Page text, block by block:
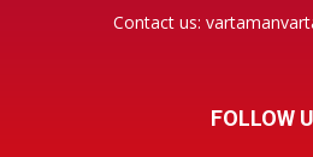
Contact us:
FOLLOW